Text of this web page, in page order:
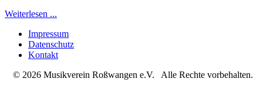
Weiterlesen ...
Impressum
Datenschutz
Kontakt
© 2026 Musikverein Roßwangen e.V. Alle Rechte vorbehalten.